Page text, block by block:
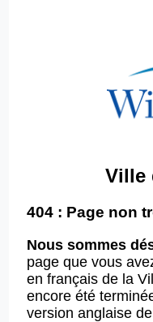
Ville
404 : Page non
Nous sommes
page que vous
en français de la
encore été
version anglaise